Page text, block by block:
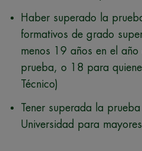
Haber superado la
formativos de grado
menos 19 años en el
prueba, o 18 para
Técnico)
Tener superada la
Universidad para